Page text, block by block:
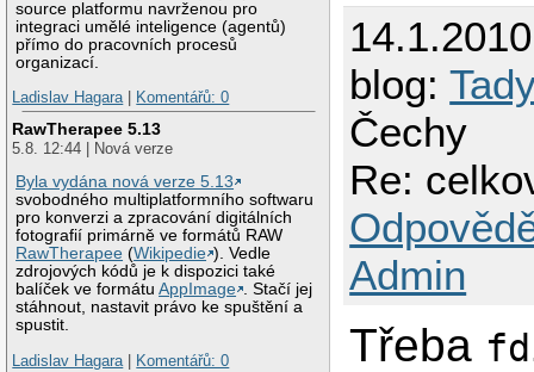
source platformu navrženou pro
integraci umělé inteligence (agentů)
přímo do pracovních procesů
organizací.
Ladislav Hagara| Komentářů: 0
RawTherapee 5.13
5.8. 12:44 | Nová verze
Byla vydána nová verze 5.13
svobodného multiplatformního softwaru
pro konverzi a zpracování digitálních
fotografií primárně ve formátů RAW
RawTherapee (Wikipedie ). Vedle
zdrojových kódů je k dispozici také
balíček ve formátuAppImage . Stačí jej
stáhnout, nastavit právo ke spuštění a
spustit.
Ladislav Hagara| Komentářů: 0
blog:
Čechy
Re:
Admin
Třeba